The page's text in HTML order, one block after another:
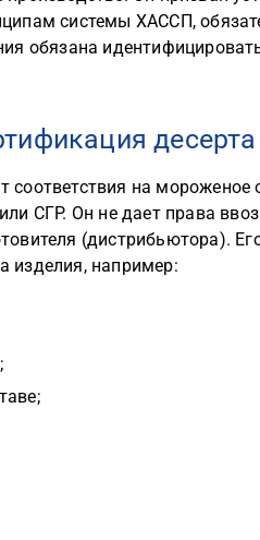
системы ХАССП,
обязана
десерта
соответствия на мороженое
СГР. Он не дает права
(дистрибьютора).
изделия, например: